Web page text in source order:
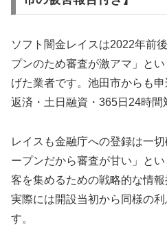
ソフト闇金レイスは2022年前
プンのため審査が激アマ」と
げた業者です。池田市からも
返済・土日融資・365日24時間
レイスも金融庁への登録は一
ープンだから審査が甘い」と
客を集めるための戦略的な情報
実際には開設当初から同様の
す。